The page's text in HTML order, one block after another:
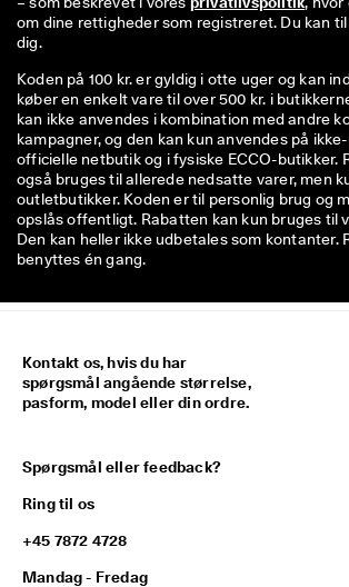
om dine rettigheder som registreret. Du kan
dig.
Koden på 100 kr. er gyldig i otte uger og kan
køber en enkelt vare til over 500 kr. i
kan ikke anvendes i kombination med andre
kampagner, og den kan kun anvendes på
officielle netbutik og i fysiske ECCO-butikker.
også bruges til allerede nedsatte varer, men
outletbutikker. Koden er til personlig brug og
opslås offentligt. Rabatten kan kun bruges til
Den kan heller ikke udbetales som kontanter.
benyttes én gang.
Kontakt os, hvis du har
spørgsmål angående størrelse,
pasform, model eller din ordre.
Spørgsmål eller feedback?
Ring til os
+45 7872 4728
Mandag - Fredag